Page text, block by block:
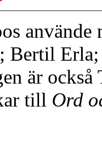
använde
Bertil
är också
till Ord